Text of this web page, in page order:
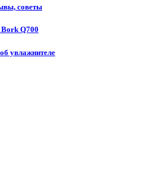
советы
Q700
увлажнителе